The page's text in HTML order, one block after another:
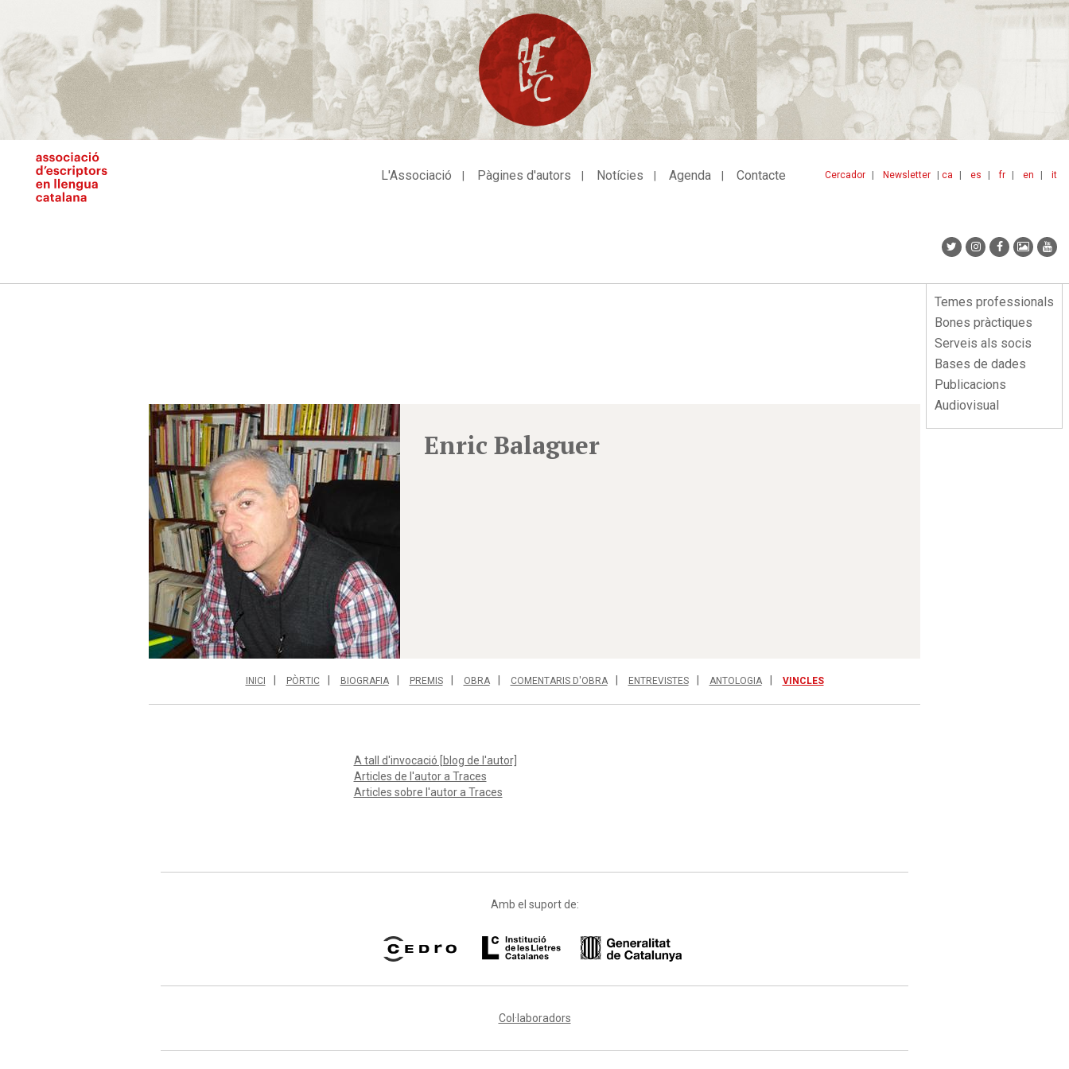
contingut
ca es fr en it
Cercador Newsletter
L'Associació Pàgines d'autors Notícies Agenda Contacte
Menu
lateral
Temes professionals
Bones pràctiques
Serveis als socis
Bases de dades
Publicacions
Audiovisual
Enric Balaguer
INICI PÒRTIC BIOGRAFIA PREMIS OBRA COMENTARIS D'OBRA ENTREVISTES ANTOLOGIA VINCLES
A tall d'invocació [blog de l'autor]
Articles de l'autor a Traces
Articles sobre l'autor a Traces
Amb el suport de:
Col·laboradors